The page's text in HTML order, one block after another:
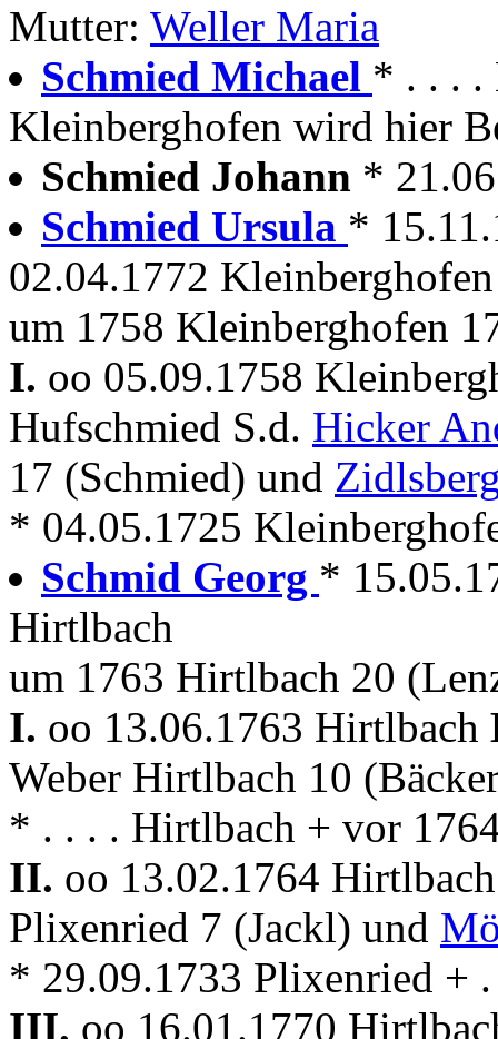
Mutter: Weller Maria
Schmied Michael * . . . .
Kleinberghofen wird hier
Schmied Johann *
Schmied Ursula *
02.04.1772 Kleinberghofen
um 1758 Kleinberghofen
I. oo 05.09.1758
Hufschmied S.d. Hicker
17 (Schmied) und
* 04.05.1725
Schmid Georg *
Hirtlbach
um 1763 Hirtlbach 20
I. oo 13.06.1763 Hirtlbach
Weber Hirtlbach 10
* . . . . Hirtlbach + vor
II. oo 13.02.1764
Plixenried 7 (Jackl) und
* 29.09.1733 Plixenried +
III. oo 16.01.1770